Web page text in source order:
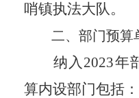
哨镇执法大队。
二、 部门预算
纳入2023年
算内设部门包括：